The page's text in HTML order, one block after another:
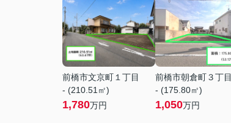
前橋市文京町１丁目
- (210.51㎡)
1,780万円
前橋市朝倉町３丁目
- (175.80㎡)
1,050万円